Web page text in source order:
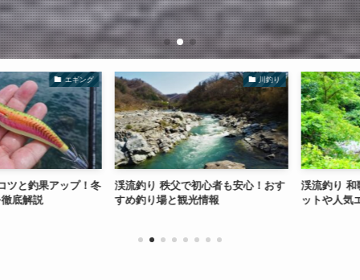
エギング
釣果アップ！冬
説
川釣り
渓流釣り 秩父で初心者も安心！おす
すめ釣り場と観光情報
渓流釣り 和歌山
ットや人気エリ